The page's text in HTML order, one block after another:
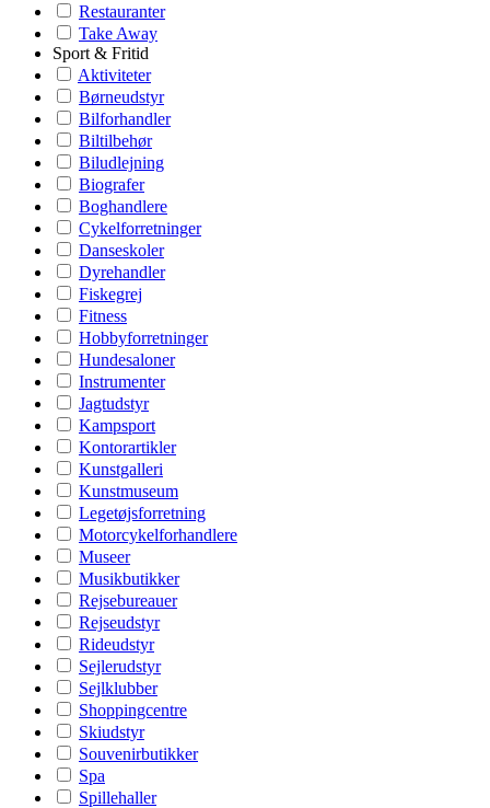
Restauranter
Take Away
Sport & Fritid
Aktiviteter
Børneudstyr
Bilforhandler
Biltilbehør
Biludlejning
Biografer
Boghandlere
Cykelforretninger
Danseskoler
Dyrehandler
Fiskegrej
Fitness
Hobbyforretninger
Hundesaloner
Instrumenter
Jagtudstyr
Kampsport
Kontorartikler
Kunstgalleri
Kunstmuseum
Legetøjsforretning
Motorcykelforhandlere
Museer
Musikbutikker
Rejsebureauer
Rejseudstyr
Rideudstyr
Sejlerudstyr
Sejlklubber
Shoppingcentre
Skiudstyr
Souvenirbutikker
Spa
Spillehaller